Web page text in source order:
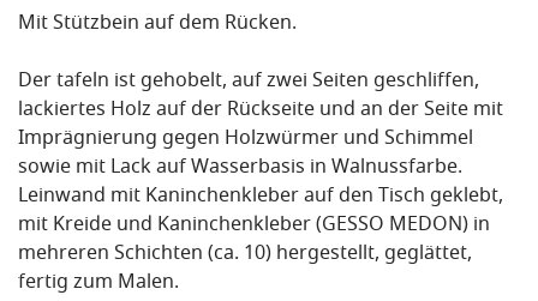
Mit Stützbein auf dem Rücken.
Der tafeln ist gehobelt, auf zwei Seiten geschliffen,
lackiertes Holz auf der Rückseite und an der Seite mit
Imprägnierung gegen Holzwürmer und Schimmel
sowie mit Lack auf Wasserbasis in Walnussfarbe.
Leinwand mit Kaninchenkleber auf den Tisch geklebt,
mit Kreide und Kaninchenkleber(GESSO MEDON)in
mehreren Schichten (ca. 10) hergestellt, geglättet,
fertig zum Malen.